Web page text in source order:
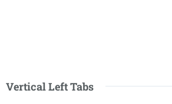
Vertical Left Tabs